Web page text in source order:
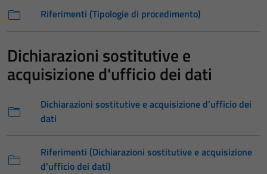
Riferimenti (Tipologie di procedimento)
Dichiarazioni sostitutive e
acquisizione d'ufficio dei dati
Dichiarazioni sostitutive e acquisizione d’ufficio dei
dati
Riferimenti (Dichiarazioni sostitutive e acquisizione
d’ufficio dei dati)